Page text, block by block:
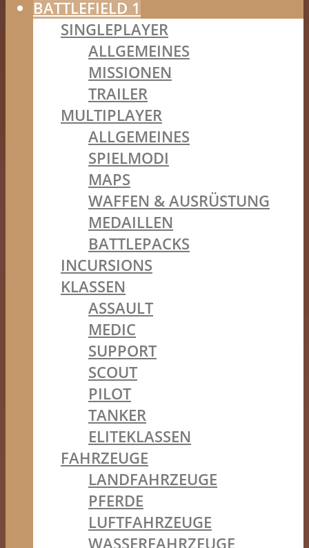
BATTLEFIELD 1
SINGLEPLAYER
ALLGEMEINES
MISSIONEN
TRAILER
MULTIPLAYER
ALLGEMEINES
SPIELMODI
MAPS
WAFFEN & AUSRÜSTUNG
MEDAILLEN
BATTLEPACKS
INCURSIONS
KLASSEN
ASSAULT
MEDIC
SUPPORT
SCOUT
PILOT
TANKER
ELITEKLASSEN
FAHRZEUGE
LANDFAHRZEUGE
PFERDE
LUFTFAHRZEUGE